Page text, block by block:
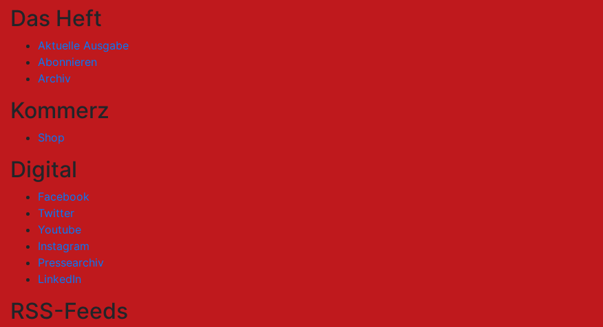
Das Heft
Aktuelle Ausgabe
Abonnieren
Archiv
Kommerz
Shop
Digital
Facebook
Twitter
Youtube
Instagram
Pressearchiv
LinkedIn
RSS-Feeds